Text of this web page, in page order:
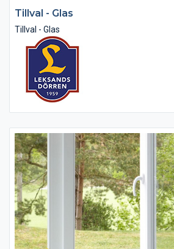
Tillval - Glas
Tillval - Glas